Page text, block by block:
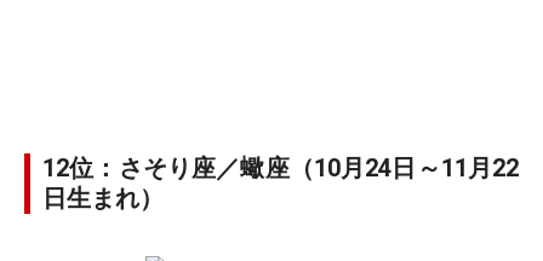
12位：さそり座／蠍座（10月24日～11月22
日生まれ）